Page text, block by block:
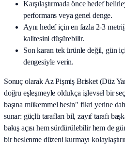
Karşılaştırmada önce hedef
performans veya genel denge.
Aynı hedef için en fazla 2-3
kalitesini düşürebilir.
Son kararı tek ürünle değil, gün
dengesiyle verin.
Sonuç olarak Az Pişmiş Brisket (Düz
doğru eşleşmeyle oldukça işlevsel bir
başına mükemmel besin" fikri yerine
sunar: güçlü tarafları bil, zayıf tarafı
bakış açısı hem sürdürülebilir hem de
bir beslenme düzeni kurmayı